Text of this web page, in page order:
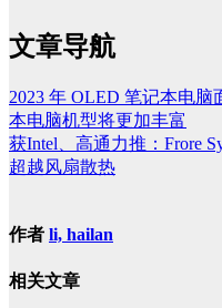
文章导航
2023 年 OLED 笔记本电
本电脑机型将更加丰富
获Intel、高通力推：Frore
超越风扇散热
作者 li, hailan
相关文章